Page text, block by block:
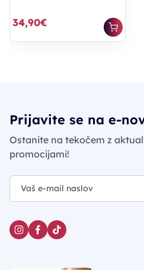
34,90€
Prijavite se na e-
Ostanite na tekočem z
promocijami!